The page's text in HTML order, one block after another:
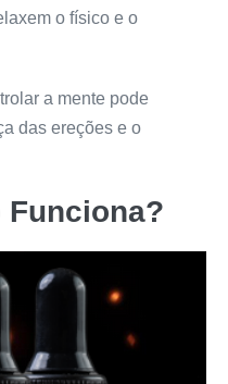
o físico e o
a mente pode
das ereções e o
Funciona?